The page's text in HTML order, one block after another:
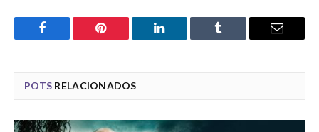
Facebook Pinterest LinkedIn Tumblr Email
POTS RELACIONADOS